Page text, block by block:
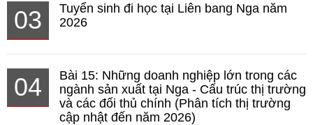
03
Tuyển sinh đi học tại Liên bang Nga năm
2026
04
Bài 15: Những doanh nghiệp lớn trong các
ngành sản xuất tại Nga - Cấu trúc thị trường
và các đối thủ chính (Phân tích thị trường
cập nhật đến năm 2026)